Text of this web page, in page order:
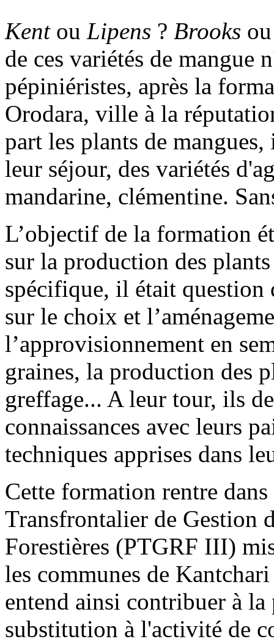
Kentou Lipens ? Brooks
de ces variétés de mangue
pépiniéristes, après la
Orodara, ville à la
part les plants de
leur séjour, des variétés
mandarine, clémentine.
L’objectif de la formation
sur la production des
spécifique, il était question
sur le choix et
l’approvisionnement en
graines, la production des
greffage... A leur tour, ils
connaissances avec leurs
techniques apprises dans
Cette formation rentre
Transfrontalier de Gestion
Forestières (PTGRF III)
les communes de
entend ainsi contribuer à
substitution à l'activité de